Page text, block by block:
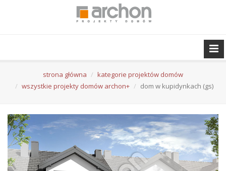
strona główna
kategorie projektów domów
wszystkie projekty domów archon+
dom w kupidynkach (gs)